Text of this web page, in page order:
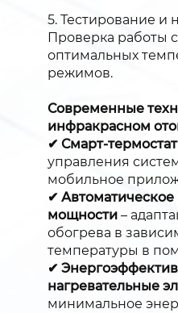
5. Тестирование и
Проверка работы
оптимальных
режимов.
Современные
инфракрасном
✔ Смарт-
управления
мобильное
✔
мощности –
обогрева в
температуры в
✔
нагревательные
минимальное